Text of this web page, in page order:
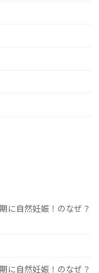
に自然妊娠！のなぜ？
に自然妊娠！のなぜ？